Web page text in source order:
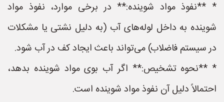
* **نفوذ مواد شوینده:** در برخی موارد، نفوذ مواد
شوینده به داخل لوله‌های آب (به دلیل نشتی یا مشکلات
در سیستم فاضلاب) می‌تواند باعث ایجاد کف در آب شود.
* **نحوه تشخیص:** اگر آب بوی مواد شوینده بدهد،
احتمالاً دلیل آن نفوذ مواد شوینده است.